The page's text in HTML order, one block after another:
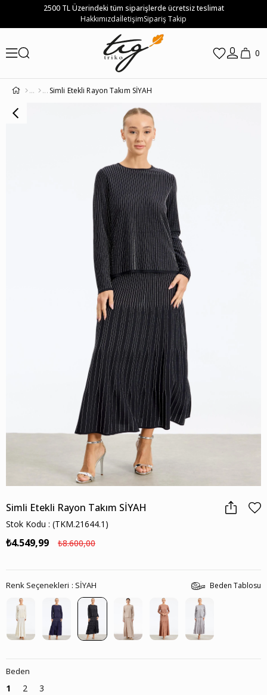
2500 TL Üzerindeki tüm siparişlerde ücretsiz teslimat
HakkımızdaİletişimSipariş Takip
0
Simli Etekli Rayon Takım SİYAH
Simli Etekli Rayon Takım SİYAH
Stok Kodu
(TKM.21644.1)
₺8.600,00
₺4.549,99
Beden Tablosu
Renk Seçenekleri SİYAH
Beden
1 2 3